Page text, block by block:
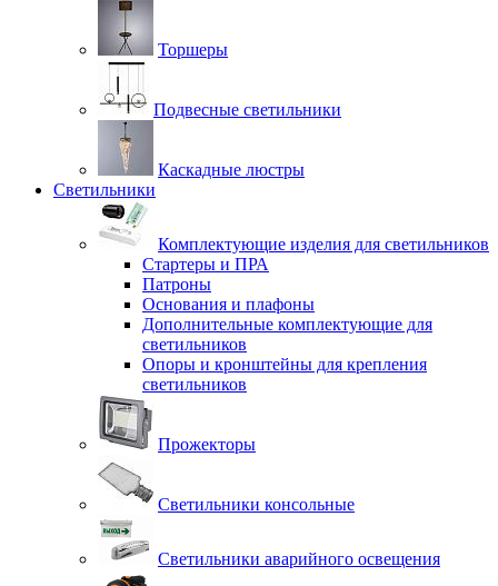
Торшеры
Подвесные светильники
Каскадные люстры
Светильники
Комплектующие изделия для светильников
Стартеры и ПРА
Патроны
Основания и плафоны
Дополнительные комплектующие для
светильников
Опоры и кронштейны для крепления
светильников
Прожекторы
Светильники консольные
Светильники аварийного освещения